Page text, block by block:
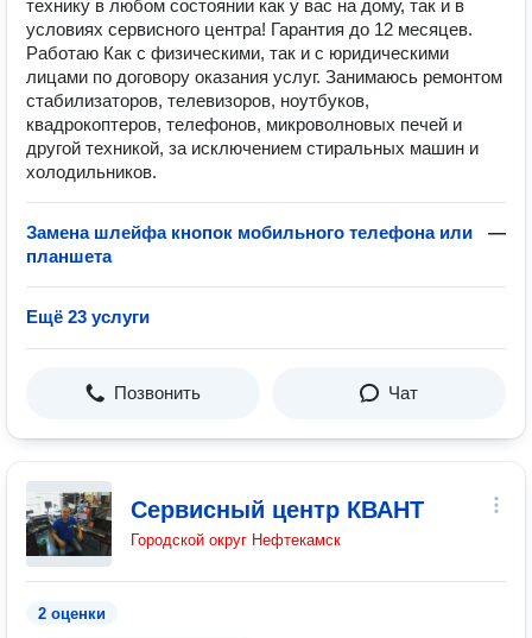
технику в любом состоянии как у вас на дому, так и в
условиях сервисного центра! Гарантия до 12 месяцев.
Работаю Как с физическими, так и с юридическими
лицами по договору оказания услуг. Занимаюсь ремонтом
стабилизаторов, телевизоров, ноутбуков,
квадрокоптеров, телефонов, микроволновых печей и
другой техникой, за исключением стиральных машин и
холодильников.
Замена шлейфа кнопок мобильного телефона или
планшета
—
Ещё 23 услуги
Позвонить Чат
Сервисный центр КВАНТ
Городской округ Нефтекамск
2 оценки